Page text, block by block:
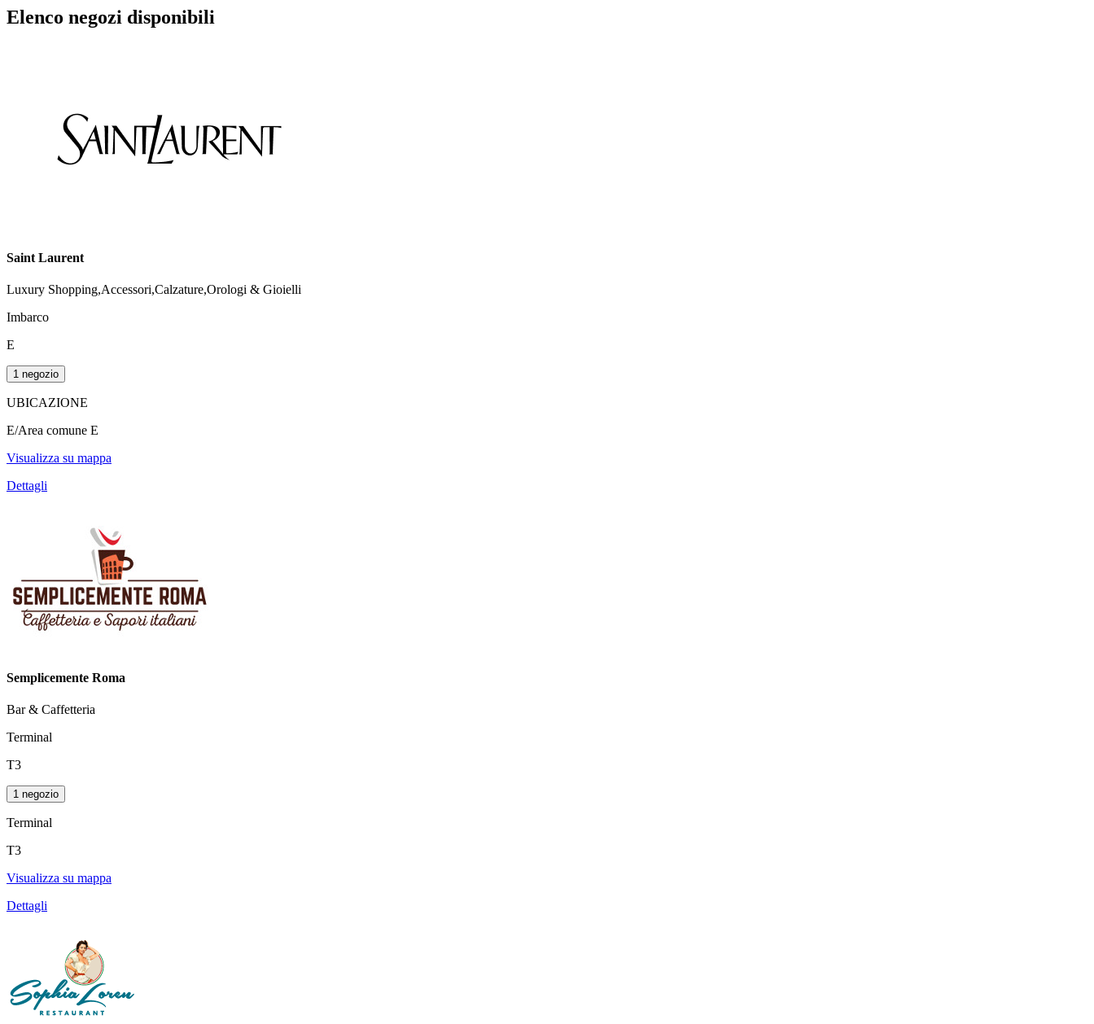
Elenco negozi disponibili
Saint Laurent
Luxury Shopping,Accessori,Calzature,Orologi & Gioielli
Imbarco
E
1 negozio
UBICAZIONE
E/Area comune E
Visualizza su mappa
Dettagli
Semplicemente Roma
Bar & Caffetteria
Terminal
T3
1 negozio
Terminal
T3
Visualizza su mappa
Dettagli